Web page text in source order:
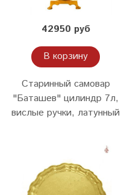
42950 руб
В корзину
Старинный самовар
"Баташев" цилиндр 7л,
вислые ручки, латунный